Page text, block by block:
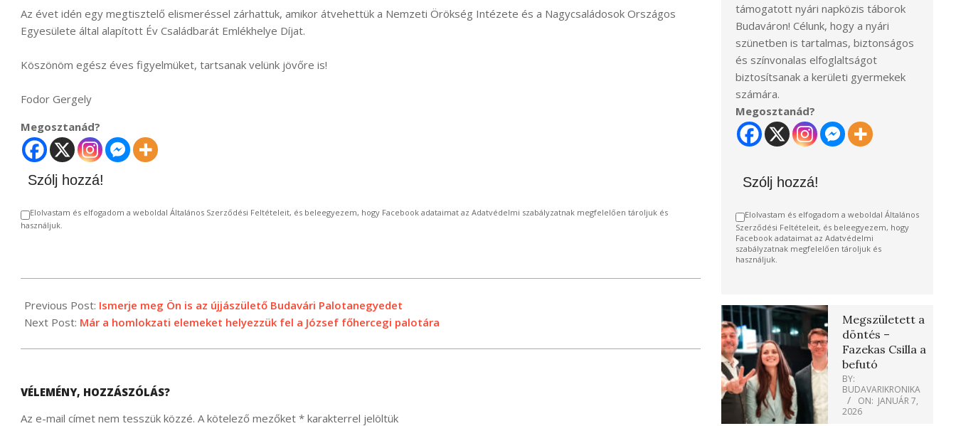
Az évet idén egy megtisztelő elismeréssel zárhattuk, amikor átvehettük a Nemzeti Örökség Intézete és a Nagycsaládosok Országos
Egyesülete által alapított Év Családbarát Emlékhelye Díjat.
Köszönöm egész éves figyelmüket, tartsanak velünk jövőre is!
Fodor Gergely
Megosztanád?
Szólj hozzá!
Elolvastam és elfogadom a weboldal Általános Szerződési Feltételeit, és beleegyezem, hogy Facebook adataimat az Adatvédelmi szabályzatnak megfelelően tároljuk és
használjuk.
01-
22
Previous Post: Ismerje meg Ön is az újjászülető Budavári Palotanegyedet
Next Post: Már a homlokzati elemeket helyezzük fel a József főhercegi palotára
VÉLEMÉNY, HOZZÁSZÓLÁS?
Az e-mail címet nem tesszük közzé. A kötelező mezőket * karakterrel jelöltük
támogatott nyári napközis táborok
Budaváron! Célunk, hogy a nyári
szünetben is tartalmas, biztonságos
és színvonalas elfoglaltságot
biztosítsanak a kerületi gyermekek
számára.
Megosztanád?
Szólj hozzá!
Elolvastam és elfogadom a weboldal Általános
Szerződési Feltételeit, és beleegyezem, hogy
Facebook adataimat az Adatvédelmi
szabályzatnak megfelelően tároljuk és
használjuk.
Megszületett a
döntés –
Fazekas Csilla a
befutó
BY:
BUDAVARIKRONIKA
ON: JANUÁR 7,
2026